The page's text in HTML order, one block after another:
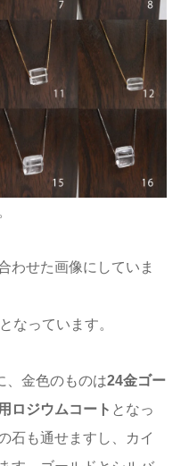
わせた画像にしていま
なっています。
、金色のものは24金ゴー
ロジウムコート となっ
石も通せますし、カイ